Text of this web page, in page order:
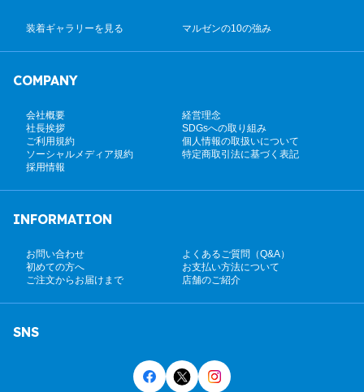
装着ギャラリーを見る マルゼンの10の強み
COMPANY
会社概要
経営理念
社長挨拶
SDGsへの取り組み
ご利用規約
個人情報の取扱いについて
ソーシャルメディア規約
特定商取引法に基づく表記
採用情報
INFORMATION
お問い合わせ
よくあるご質問（Q&A）
初めての方へ
お支払い方法について
ご注文からお届けまで
店舗のご紹介
SNS